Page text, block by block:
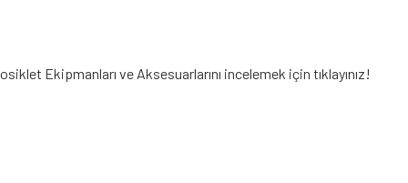
Ekipmanları ve Aksesuarlarını incelemek için tıklayınız!